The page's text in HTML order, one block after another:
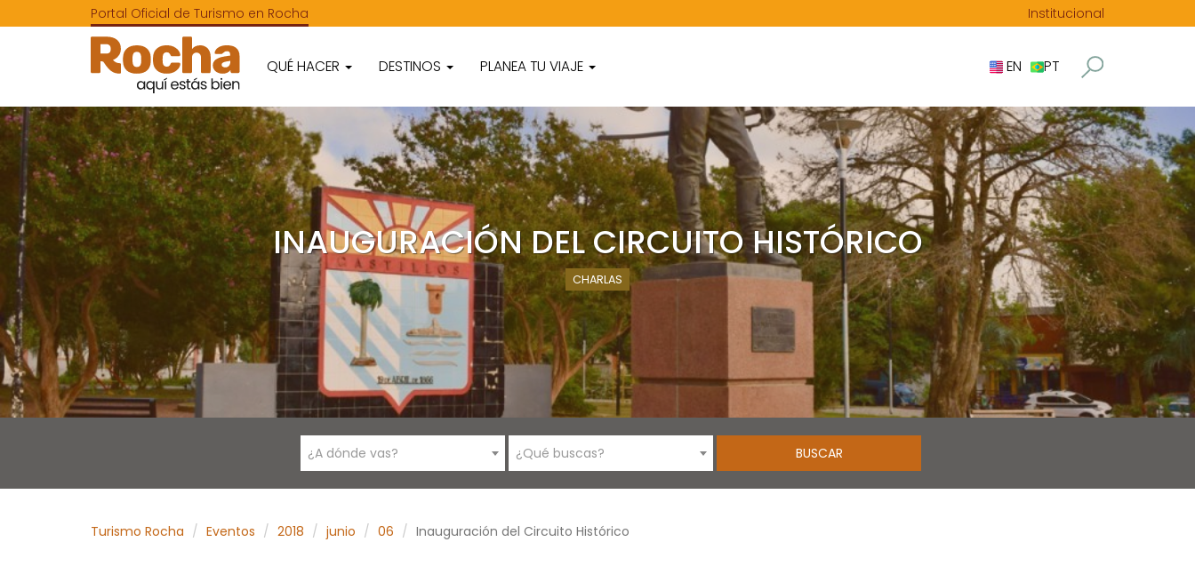
Portal Oficial de Turismo en Rocha Institucional
QUÉ HACER DESTINOS PLANEA TU VIAJE EN PT
INAUGURACIÓN DEL CIRCUITO HISTÓRICO
CHARLAS
¿A dónde vas? ¿Qué buscas?
Turismo Rocha Eventos 2018 junio 06 Inauguración del Circuito Histórico